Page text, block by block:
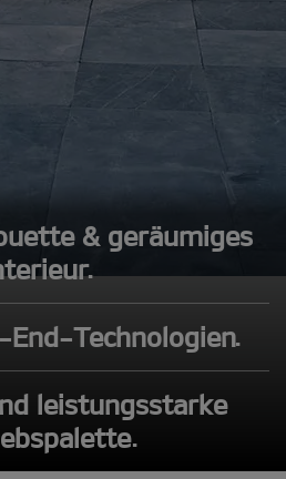
& geräumiges
End-Technologien.
leistungsstarke